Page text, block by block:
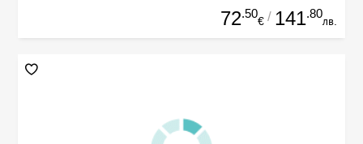
72.50
€ / 141.80
лв.